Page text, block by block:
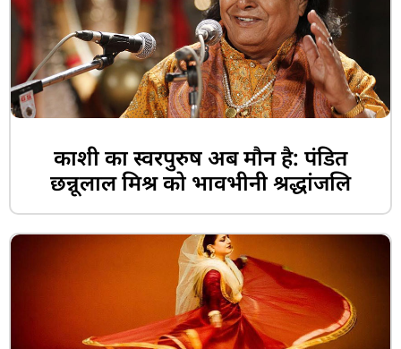
काशी का स्वरपुरुष अब मौन है: पंडित
छन्नूलाल मिश्र को भावभीनी श्रद्धांजलि